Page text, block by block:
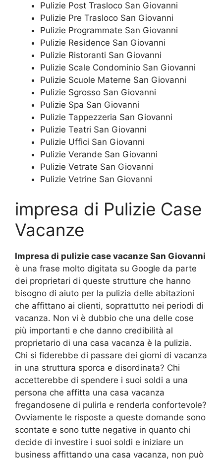
Pulizie Post Trasloco San Giovanni
Pulizie Pre Trasloco San Giovanni
Pulizie Programmate San Giovanni
Pulizie Residence San Giovanni
Pulizie Ristoranti San Giovanni
Pulizie Scale Condominio San Giovanni
Pulizie Scuole Materne San Giovanni
Pulizie Sgrosso San Giovanni
Pulizie Spa San Giovanni
Pulizie Tappezzeria San Giovanni
Pulizie Teatri San Giovanni
Pulizie Uffici San Giovanni
Pulizie Verande San Giovanni
Pulizie Vetrate San Giovanni
Pulizie Vetrine San Giovanni
impresa di Pulizie Case
Vacanze
Impresa di pulizie case vacanze San Giovanni
è una frase molto digitata su Google da parte
dei proprietari di queste strutture che hanno
bisogno di aiuto per la pulizia delle abitazioni
che affittano ai clienti, soprattutto nei periodi di
vacanza. Non vi è dubbio che una delle cose
più importanti e che danno credibilità al
proprietario di una casa vacanza è la pulizia.
Chi si fiderebbe di passare dei giorni di vacanza
in una struttura sporca e disordinata? Chi
accetterebbe di spendere i suoi soldi a una
persona che affitta una casa vacanza
fregandosene di pulirla e renderla confortevole?
Ovviamente le risposte a queste domande sono
scontate e sono tutte negative in quanto chi
decide di investire i suoi soldi e iniziare un
business affittando una casa vacanza, non può